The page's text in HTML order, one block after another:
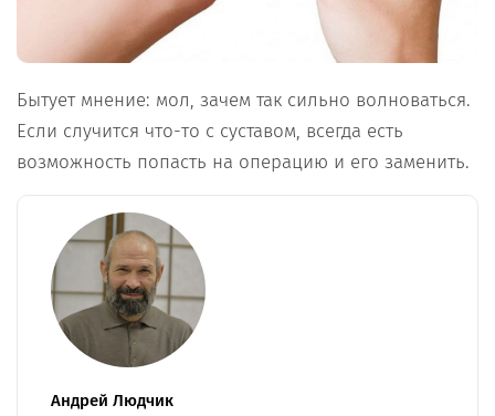
Бытует мнение: мол, зачем так сильно волноваться.
Если случится что-то с суставом, всегда есть
возможность попасть на операцию и его заменить.
Андрей Людчик